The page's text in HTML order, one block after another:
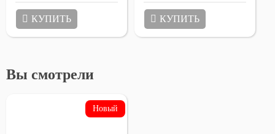
КУПИТЬ КУПИТЬ
Вы смотрели